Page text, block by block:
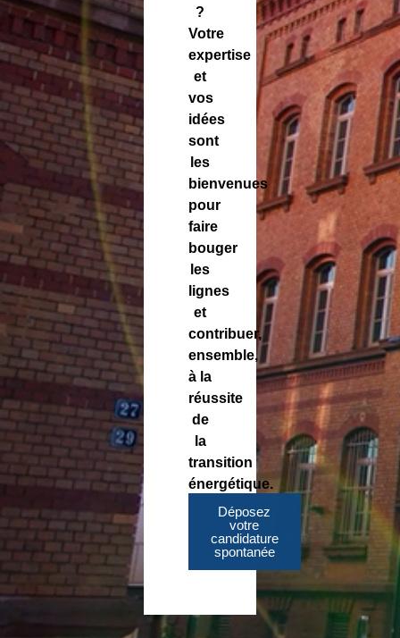
?
Votre
expertise
et
vos
idées
sont
les
bienvenues
pour
faire
bouger
les
lignes
et
contribuer,
ensemble,
à la
réussite
de
la
transition
énergétique.
Déposez
votre
candidature
spontanée